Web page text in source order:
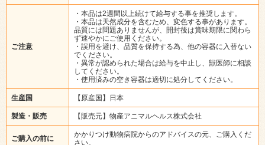
ご注意
・本品は2週間以上続けて給与する事を推奨します。
・本品は天然成分を含むため、変色する事があります。
品質には問題ありませんが、開封後は賞味期限に関わら
ず速やかにご使用ください。
・誤用を避け、品質を保持する為、他の容器に入替ない
でください。
・異常が認められた場合は給与を中止し、獣医師に相談
してください。
・使用済みの空き容器は適切に処分してください。
生産国 【原産国】日本
製造・販売 【販売元】物産アニマルヘルス株式会社
ご購入の前に
かかりつけ動物病院からのアドバイスの元、ご購入くだ
さい。